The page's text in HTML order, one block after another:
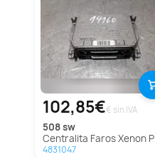
102,85€€ sin IVA
508 sw
Centralita Faros Xenon Para Peugeot 508 Sw
4831047